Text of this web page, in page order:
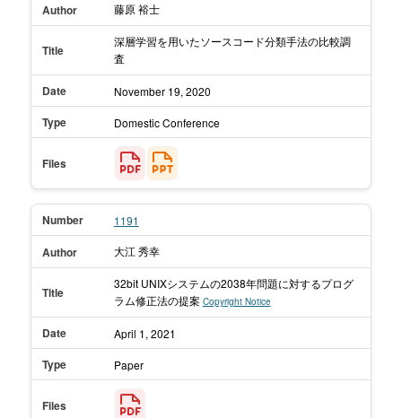
Author 藤原 裕士
Title
深層学習を用いたソースコード分類手法の比較調
査
Date November 19, 2020
Type Domestic Conference
Files
Number 1191
Author 大江 秀幸
Title
32bit UNIXシステムの2038年問題に対するプログ
ラム修正法の提案 Copyright Notice
Date April 1, 2021
Type Paper
Files